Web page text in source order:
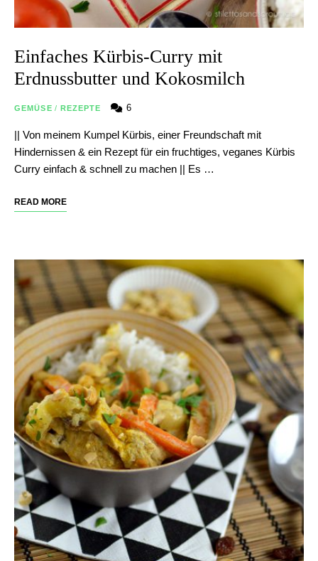
Einfaches Kürbis-Curry mit
Erdnussbutter und Kokosmilch
GEMÜSE / REZEPTE 6
|| Von meinem Kumpel Kürbis, einer Freundschaft mit
Hindernissen & ein Rezept für ein fruchtiges, veganes Kürbis
Curry einfach & schnell zu machen || Es …
READ MORE